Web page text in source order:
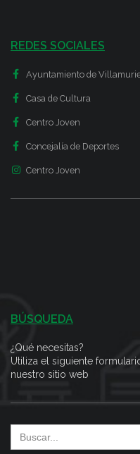
REDES SOCIALES
Ayuntamiento de
Casa de Cultura
Centro Joven
Concejalía de Deportes
Centro Joven
BÚSQUEDA
¿Qué necesitas?
Utiliza el siguiente
nuestro sitio web
Search
for: